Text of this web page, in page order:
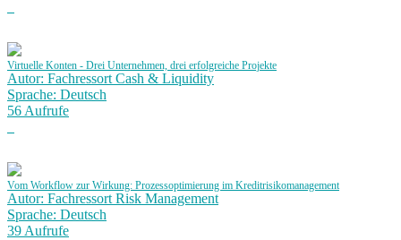
Virtuelle Konten - Drei Unternehmen, drei erfolgreiche Projekte
Autor: Fachressort Cash & Liquidity
Sprache: Deutsch
56 Aufrufe
Vom Workflow zur Wirkung: Prozessoptimierung im Kreditrisikomanagement
Autor: Fachressort Risk Management
Sprache: Deutsch
39 Aufrufe